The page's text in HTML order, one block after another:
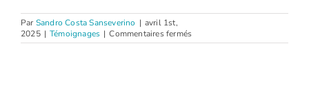
Par Sandro Costa Sanseverino | avril 1st,
2025 | Témoignages | Commentaires ferméssur
Mathilde